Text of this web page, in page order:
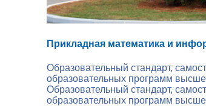
Прикладная математика и
Образовательный стандарт,
образовательных программ
Образовательный стандарт,
образовательных программ